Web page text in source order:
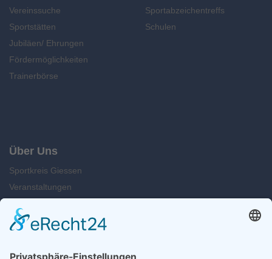
Vereinssuche
Sportstätten
Jubiläen/ Ehrungen
Fördermöglichkeiten
Trainerbörse
Sportabzeichentreffs
Schulen
Über Uns
Sportkreis Giessen
Veranstaltungen
Kontakt